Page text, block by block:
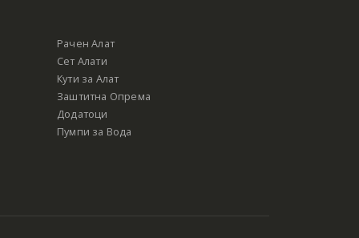
Рачен Алат
Сет Алати
Кути за Алат
Заштитна Опрема
Додатоци
Пумпи за Вода